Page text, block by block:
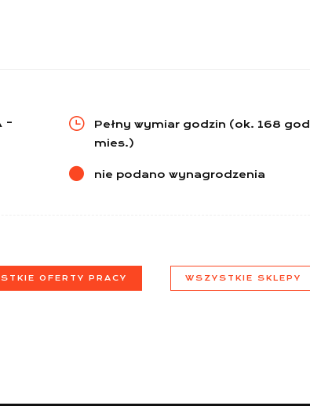
-
Pełny wymiar godzin (ok. 168
mies.)
nie podano wynagrodzenia
OFERTY PRACY WSZYSTKIE SKLEPY